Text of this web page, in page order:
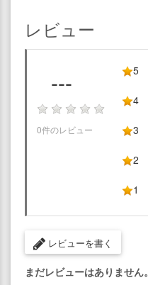
レビュー
---
0件のレビュー
5
4
3
2
1
レビューを書く
まだレビューはありません。